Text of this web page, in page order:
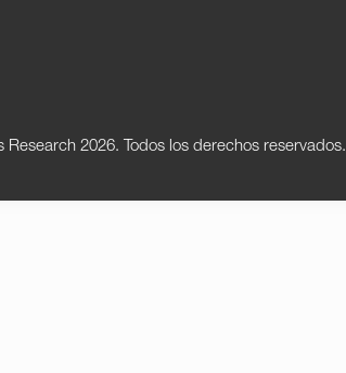
Research2026. Todos los derechos reservados.